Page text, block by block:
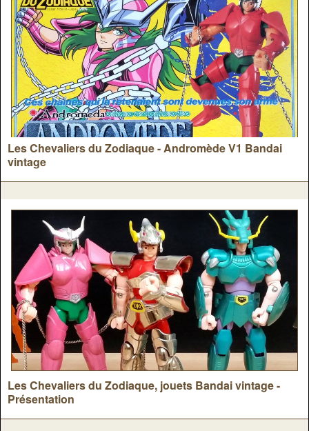
Les Chevaliers du Zodiaque - Andromède V1 Bandai
vintage
Les Chevaliers du Zodiaque, jouets Bandai vintage -
Présentation